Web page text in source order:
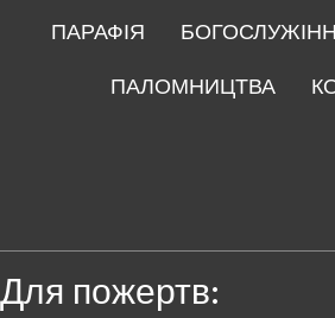
ПАРАФІЯ
ПАЛОМНИЦТВА
Для пожертв: